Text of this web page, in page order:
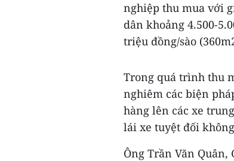
nghiệp thu mua với
dân khoảng 4.500-
triệu đồng/sào
Trong quá trình thu
nghiêm các biện
hàng lên các xe
lái xe tuyệt đối
Ông Trần Văn